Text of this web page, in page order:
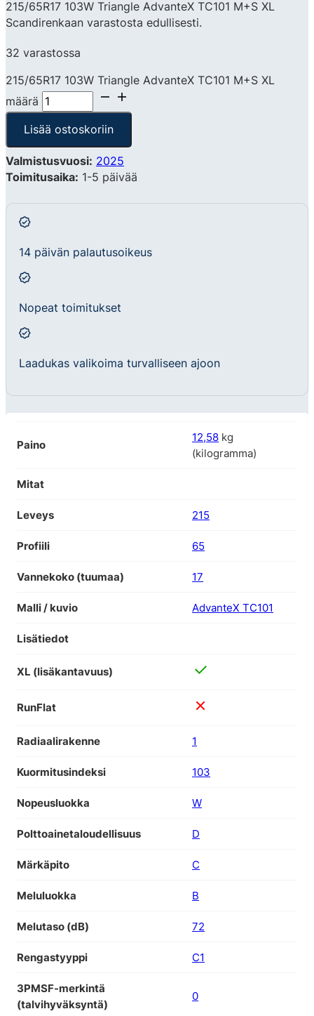
215/65R17 103W Triangle AdvanteX TC101 M+S XL
Scandirenkaan varastosta edullisesti.
32 varastossa
215/65R17 103W Triangle AdvanteX TC101 M+S XL
määrä
Lisää ostoskoriin
Valmistusvuosi: 2025
Toimitusaika: 1-5 päivää
14 päivän palautusoikeus
Nopeat toimitukset
Laadukas valikoima turvalliseen ajoon
Paino
12,58 kg
(kilogramma)
Mitat
Leveys 215
Profiili 65
Vannekoko (tuumaa) 17
Malli / kuvio AdvanteX TC101
Lisätiedot
XL (lisäkantavuus)
RunFlat
Radiaalirakenne 1
Kuormitusindeksi 103
Nopeusluokka W
Polttoainetaloudellisuus D
Märkäpito C
Meluluokka B
Melutaso (dB) 72
Rengastyyppi C1
3PMSF-merkintä
(talvihyväksyntä)
0